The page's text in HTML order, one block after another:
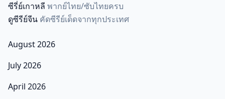
ซีรี่ย์เกาหลี พากย์ไทย/ซับไทยครบ
ดูซีรีย์จีน คัดซีรีย์เด็ดจากทุกประเทศ
August 2026
July 2026
April 2026